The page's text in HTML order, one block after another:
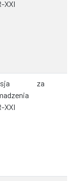
XXI
XXI
za